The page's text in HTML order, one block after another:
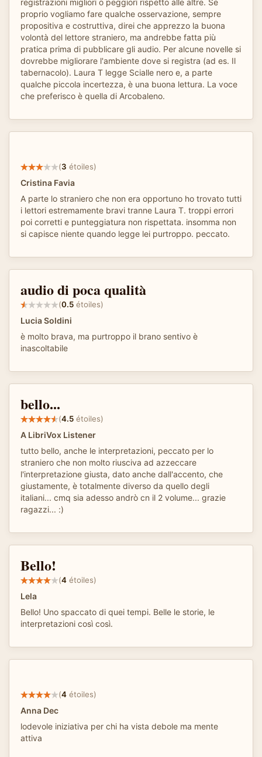
proprio vogliamo fare qualche osservazione, sempre
propositiva e costruttiva, direi che apprezzo la buona
volontà del lettore straniero, ma andrebbe fatta più
pratica prima di pubblicare gli audio. Per alcune novelle si
dovrebbe migliorare l'ambiente dove si registra (ad es. Il
tabernacolo). Laura T legge Scialle nero e, a parte
qualche piccola incertezza, è una buona lettura. La voce
che preferisco è quella di Arcobaleno.
(3 étoiles)
Cristina Favia
A parte lo straniero che non era opportuno ho trovato tutti
i lettori estremamente bravi tranne Laura T. troppi errori
poi corretti e punteggiatura non rispettata. insomma non
si capisce niente quando legge lei purtroppo. peccato.
audio di poca qualità
(0.5 étoiles)
Lucia Soldini
è molto brava, ma purtroppo il brano sentivo è
inascoltabile
bello...
(4.5 étoiles)
A LibriVox Listener
tutto bello, anche le interpretazioni, peccato per lo
straniero che non molto riusciva ad azzeccare
l'interpretazione giusta, dato anche dall'accento, che
giustamente, è totalmente diverso da quello degli
italiani... cmq sia adesso andrò cn il 2 volume... grazie
ragazzi... :)
Bello!
(4 étoiles)
Lela
Bello! Uno spaccato di quei tempi. Belle le storie, le
interpretazioni così così.
(4 étoiles)
Anna Dec
lodevole iniziativa per chi ha vista debole ma mente
attiva